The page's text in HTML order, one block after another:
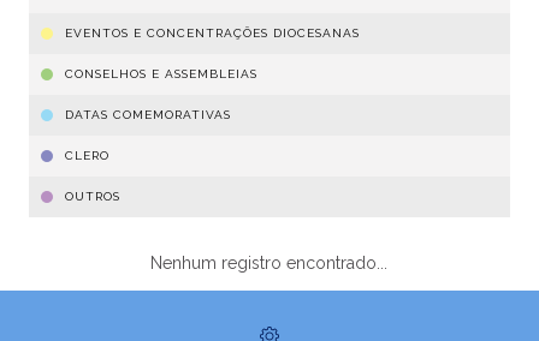
EVENTOS E CONCENTRAÇÕES DIOCESANAS
CONSELHOS E ASSEMBLEIAS
DATAS COMEMORATIVAS
CLERO
OUTROS
Nenhum registro encontrado...